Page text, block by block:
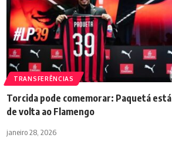
TRANSFERÊNCIAS
Torcida pode comemorar: Paquetá está
de volta ao Flamengo
janeiro 28, 2026